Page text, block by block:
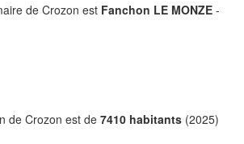
de Crozon est Fanchon LE MONZE -
de Crozon est de 7410 habitants (2025)